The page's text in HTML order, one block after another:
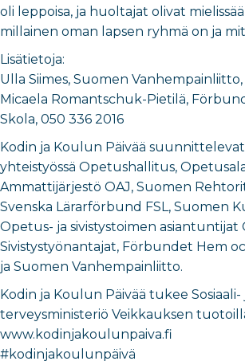
oli leppoisa, ja huoltajat olivat
millainen oman lapsen ryhmä on ja
Lisätietoja:
Ulla Siimes, Suomen Vanhempainliitto,
Micaela Romantschuk-Pietilä,
Skola, 050 336 2016
Kodin ja Koulun Päivää
yhteistyössä Opetushallitus,
Ammattijärjestö OAJ, Suomen
Svenska Lärarförbund FSL, Suomen
Opetus- ja sivistystoimen asiantuntijat
Sivistystyönantajat, Förbundet Hem
ja Suomen Vanhempainliitto.
Kodin ja Koulun Päivää tukee Sosiaali-
terveysministeriö Veikkauksen
www.kodinjakoulunpaiva.fi
#kodinjakoulunpäivä